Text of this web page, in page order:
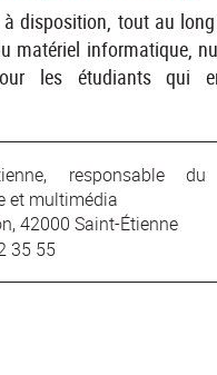
à disposition, tout au
matériel informatique,
les étudiants qui
responsable du
et multimédia
42000 Saint-Étienne
35 55